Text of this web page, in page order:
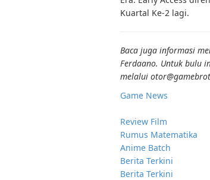
Kuartal Ke-2 lagi.
Baca juga informasi
Ferdaano. Untuk bulu
melalui
Game News
Review Film
Rumus Matematika
Anime Batch
Berita Terkini
Berita Terkini